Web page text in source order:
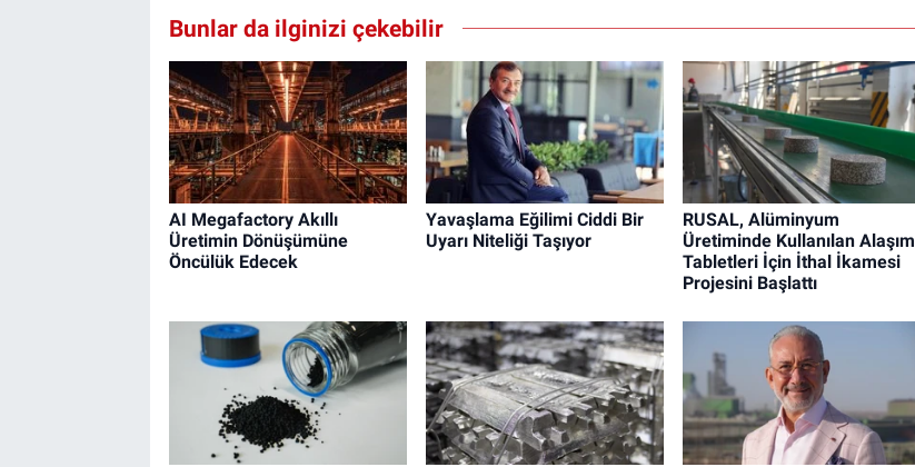
Bunlar da ilginizi çekebilir
AI Megafactory Akıllı
Üretimin Dönüşümüne
Öncülük Edecek
Yavaşlama Eğilimi Ciddi Bir
Uyarı Niteliği Taşıyor
RUSAL, Alüminyum
Üretiminde Kullanılan Alaşım
Tabletleri İçin İthal İkamesi
Projesini Başlattı